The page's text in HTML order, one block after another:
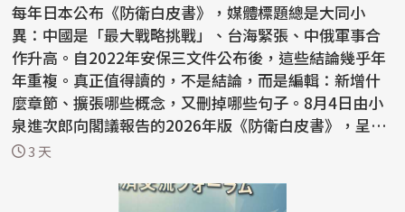
每年日本公布《防衛白皮書》，媒體標題總是大同小
異：中國是「最大戰略挑戰」、台海緊張、中俄軍事合
作升高。自2022年安保三文件公布後，這些結論幾乎年
年重複。真正值得讀的，不是結論，而是編輯：新增什
麼章節、擴張哪些概念，又刪掉哪些句子。8月4日由小
泉進次郎向閣議報告的2026年版《防衛白皮書》，呈現
一個鮮明反...
3 天